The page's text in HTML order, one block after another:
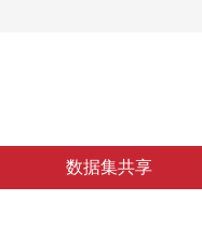
数据集共享